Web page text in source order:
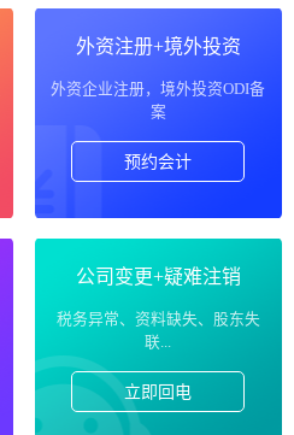
外资注册+境外投资
外资企业注册，境外投资ODI备
案
预约会计
公司变更+疑难注销
税务异常、资料缺失、股东失
联...
立即回电